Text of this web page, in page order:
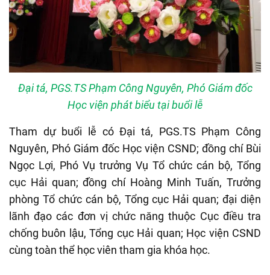
Đại tá, PGS.TS Phạm Công Nguyên, Phó Giám đốc
Học viện phát biểu tại buổi lễ
Tham dự buổi lễ có Đại tá, PGS.TS Phạm Công
Nguyên, Phó Giám đốc Học viện CSND; đồng chí Bùi
Ngọc Lợi, Phó Vụ trưởng Vụ Tổ chức cán bộ, Tổng
cục Hải quan; đồng chí Hoàng Minh Tuấn, Trưởng
phòng Tổ chức cán bộ, Tổng cục Hải quan; đại diện
lãnh đạo các đơn vị chức năng thuộc Cục điều tra
chống buôn lậu, Tổng cục Hải quan; Học viện CSND
cùng toàn thể học viên tham gia khóa học.